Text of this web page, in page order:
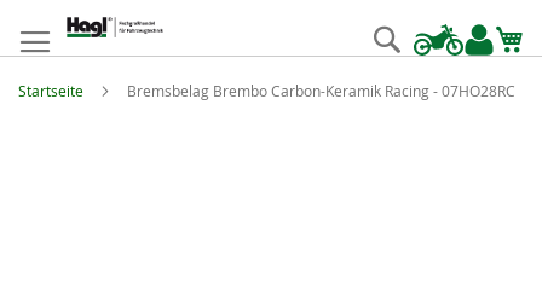
springen
Suche
Startseite Bremsbelag Brembo Carbon-Keramik Racing - 07HO28RC